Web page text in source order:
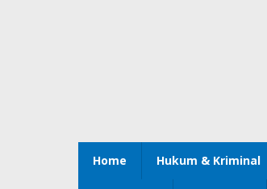
Home Hukum & Kriminal